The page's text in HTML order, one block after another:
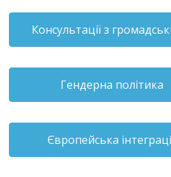
Консультації з
Гендерна політика
Європейська